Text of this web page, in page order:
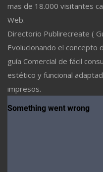
mas de 18.000 visitantes
Web.
Directorio Publirecreate (
Evolucionando el concepto
guía Comercial de fácil
estético y funcional
impresos.